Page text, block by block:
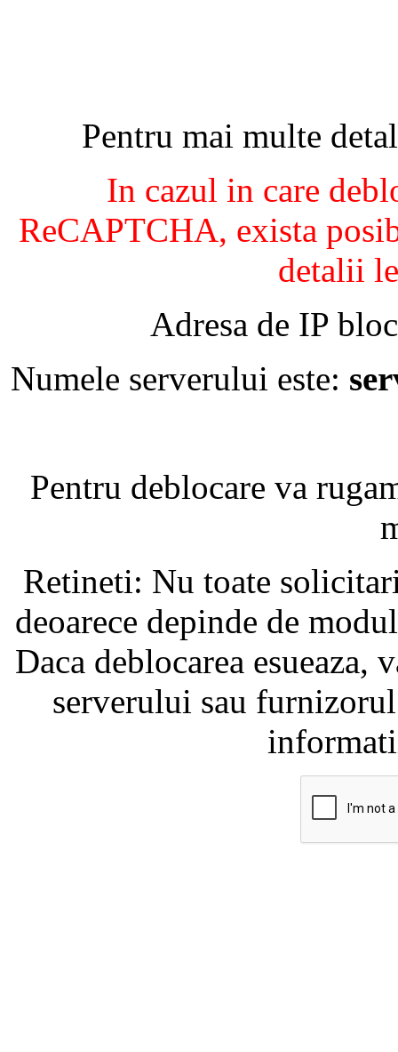
Pentru mai multe
In cazul in care
ReCAPTCHA, exista
detalii
Adresa de IP
Numele serverului este:
Pentru deblocare va
Retineti: Nu toate
deoarece depinde de
Daca deblocarea
serverului sau